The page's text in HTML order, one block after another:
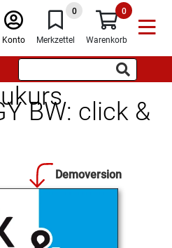
Konto
0
Merkzettel
0
Warenkorb
BW: click &
Demoversion